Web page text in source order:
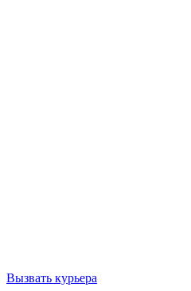
Вызвать курьера